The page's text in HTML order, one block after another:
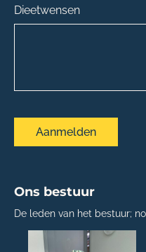
Dieetwensen
Aanmelden
Ons bestuur
De leden van het bestuur;